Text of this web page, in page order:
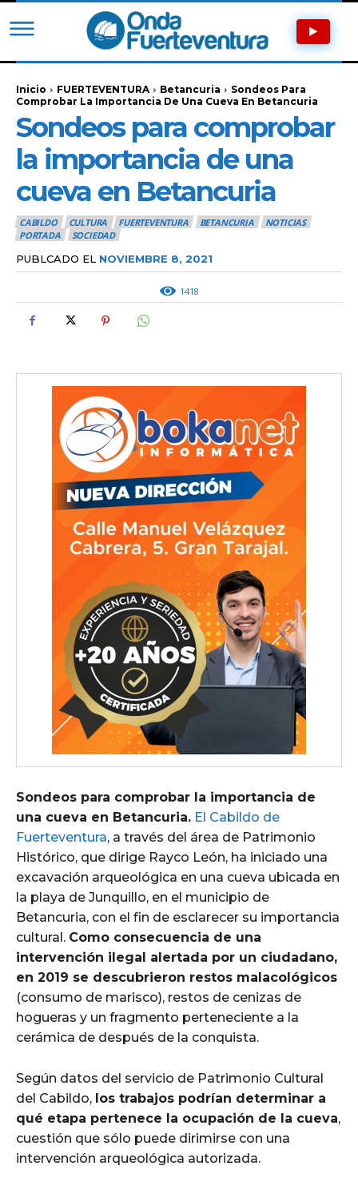
Inicio FUERTEVENTURA Betancuria
Sondeos Para
Comprobar La Importancia De Una Cueva En Betancuria
Sondeos para comprobar
la importancia de una
cueva en Betancuria
CABILDO CULTURA FUERTEVENTURA BETANCURIA
NOTICIAS
PORTADA
SOCIEDAD
PUBLCADO EL NOVIEMBRE 8, 2021
1418
Sondeos para comprobar la importancia de
una cueva en Betancuria. El Cabildo de
Fuerteventura, a través del área de Patrimonio
Histórico, que dirige Rayco León, ha iniciado una
excavación arqueológica en una cueva ubicada en
la playa de Junquillo, en el municipio de
Betancuria, con el fin de esclarecer su importancia
cultural. Como consecuencia de una
intervención ilegal alertada por un ciudadano,
en 2019 se descubrieron restos malacológicos
(consumo de marisco), restos de cenizas de
hogueras y un fragmento perteneciente a la
cerámica de después de la conquista.
Según datos del servicio de Patrimonio Cultural
del Cabildo, los trabajos podrían determinar a
qué etapa pertenece la ocupación de la cueva,
cuestión que sólo puede dirimirse con una
intervención arqueológica autorizada.